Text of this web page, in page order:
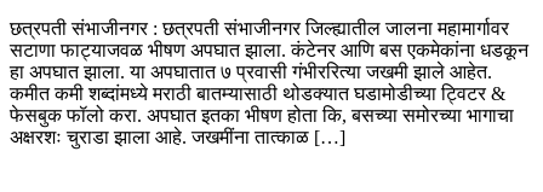
छत्रपती संभाजीनगर : छत्रपती संभाजीनगर जिल्ह्यातील जालना महामार्गावर
सटाणा फाट्याजवळ भीषण अपघात झाला. कंटेनर आणि बस एकमेकांना धडकून
हा अपघात झाला. या अपघातात ७ प्रवासी गंभीररित्या जखमी झाले आहेत.
कमीत कमी शब्दांमध्ये मराठी बातम्यासाठी थोडक्यात घडामोडीच्या ट्विटर &
फेसबुक फॉलो करा. अपघात इतका भीषण होता कि, बसच्या समोरच्या भागाचा
अक्षरशः चुराडा झाला आहे. जखमींना तात्काळ […]